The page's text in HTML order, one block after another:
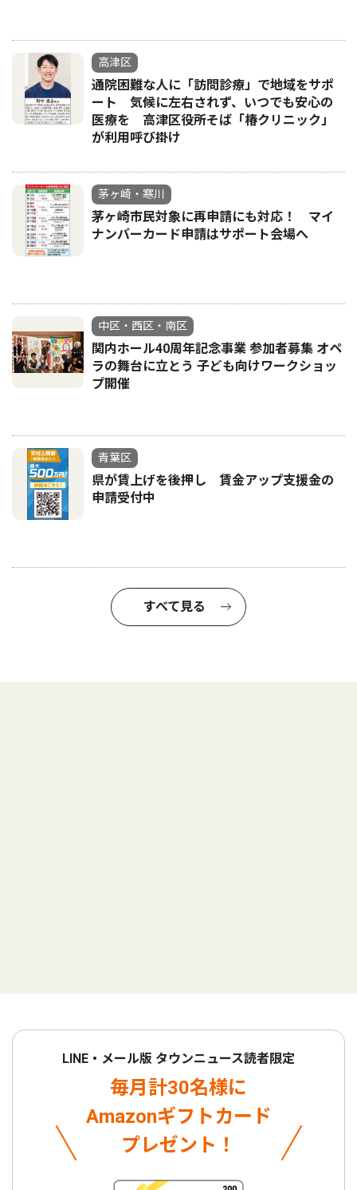
高津区
通院困難な人に「訪問診療」で地域をサポ
ート 気候に左右されず、いつでも安心の
医療を 高津区役所そば「椿クリニック」
が利用呼び掛け
茅ヶ崎・寒川
茅ヶ崎市民対象に再申請にも対応！ マイ
ナンバーカード申請はサポート会場へ
中区・西区・南区
関内ホール40周年記念事業 参加者募集 オペ
ラの舞台に立とう 子ども向けワークショッ
プ開催
青葉区
県が賃上げを後押し 賃金アップ支援金の
申請受付中
すべて見る
LINE・メール版 タウンニュース読者限定
毎月計30名様に
Amazonギフトカード
プレゼント！